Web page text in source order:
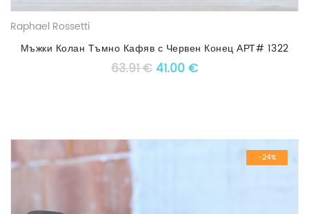
Raphael Rossetti
Мъжки Колан Тъмно Кафяв с Червен Конец АРТ# 1322
63.91€Original price was: 63.91 €.
41.00€Текущата цена е:
-24%